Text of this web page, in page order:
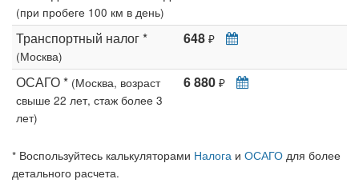
(при пробеге 100 км в день)
Транспортный налог *
(Москва)
648 ₽
ОСАГО * (Москва, возраст
свыше 22 лет, стаж более 3
лет)
6 880 ₽
* Воспользуйтесь калькуляторами Налога и ОСАГО для более
детального расчета.